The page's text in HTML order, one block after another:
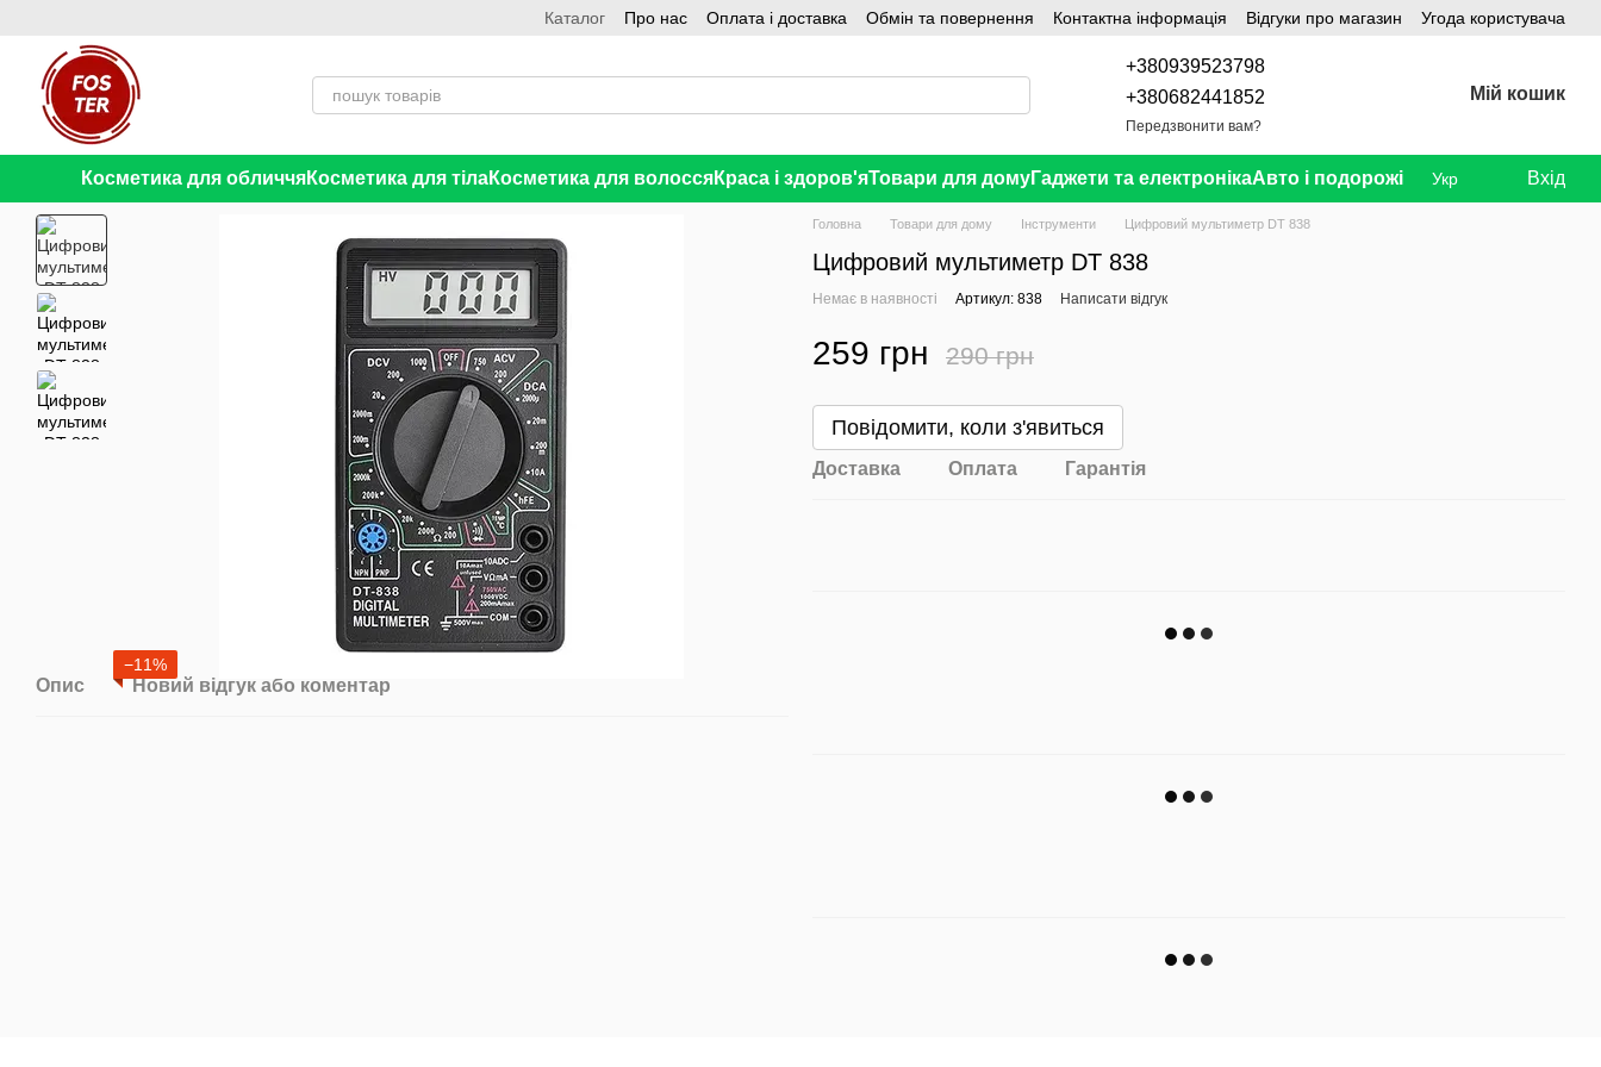
Каталог Про нас Оплата і доставка Обмін та повернення Контактна інформація Відгуки про магазин Угода користувача
+380939523798
+380682441852
Передзвонити вам?
Мій кошик
Косметика для обличчяКосметика для тілаКосметика для волоссяКраса і здоров'яТовари для домуГаджети та електронікаАвто і подорожі Укр Вхід
−11%
Опис Новий відгук або коментар
Головна Товари для дому Інструменти Цифровий мультиметр DT 838
Цифровий мультиметр DT 838
Немає в наявності Артикул: 838 Написати відгук
259 грн 290 грн
В бажання
Повідомити, коли з'явиться
Доставка Оплата Гарантія